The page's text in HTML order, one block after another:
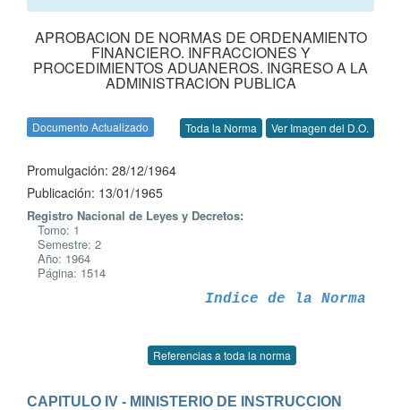
APROBACION DE NORMAS DE ORDENAMIENTO
FINANCIERO. INFRACCIONES Y
PROCEDIMIENTOS ADUANEROS. INGRESO A LA
ADMINISTRACION PUBLICA
Documento Actualizado Toda la Norma Ver Imagen del D.O.
Promulgación: 28/12/1964
Publicación: 13/01/1965
Registro Nacional de Leyes y Decretos:
Tomo: 1
Semestre: 2
Año: 1964
Página: 1514
Indice de la Norma
Referencias a toda la norma
CAPITULO IV - MINISTERIO DE INSTRUCCION